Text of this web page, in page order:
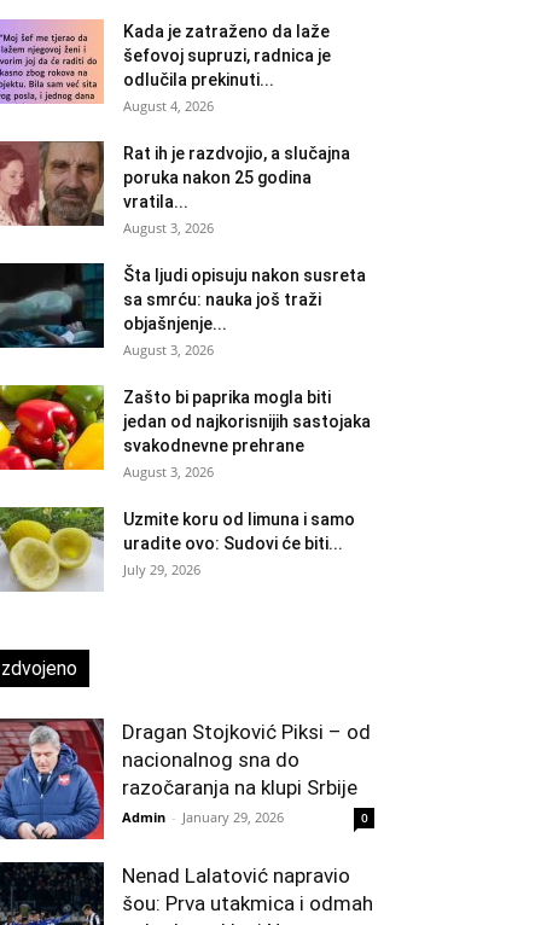
Kada je zatraženo da laže
šefovoj supruzi, radnica je
odlučila prekinuti...
August 4, 2026
Rat ih je razdvojio, a slučajna
poruka nakon 25 godina
vratila...
August 3, 2026
Šta ljudi opisuju nakon susreta
sa smrću: nauka još traži
objašnjenje...
August 3, 2026
Zašto bi paprika mogla biti
jedan od najkorisnijih sastojaka
svakodnevne prehrane
August 3, 2026
Uzmite koru od limuna i samo
uradite ovo: Sudovi će biti...
July 29, 2026
Dragan Stojković Piksi – od
nacionalnog sna do
razočaranja na klupi Srbije
Admin - January 29, 2026 0
Nenad Lalatović napravio
šou: Prva utakmica i odmah